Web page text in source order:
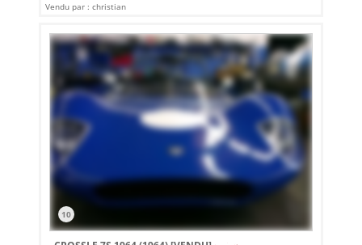
Vendu par : christian
10